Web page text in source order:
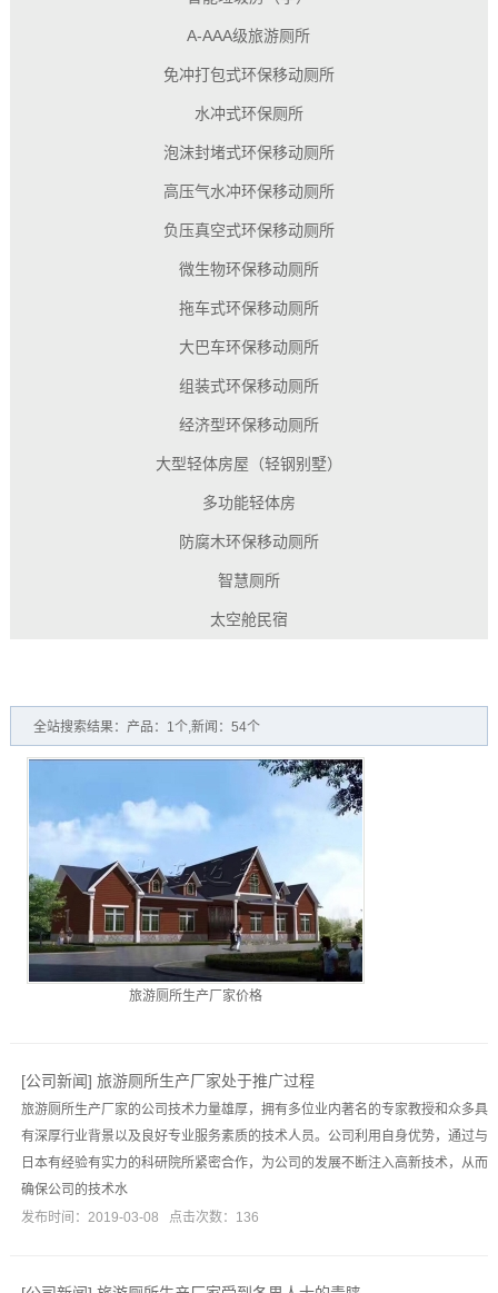
A-AAA级旅游厕所
免冲打包式环保移动厕所
水冲式环保厕所
泡沫封堵式环保移动厕所
高压气水冲环保移动厕所
负压真空式环保移动厕所
微生物环保移动厕所
拖车式环保移动厕所
大巴车环保移动厕所
组装式环保移动厕所
经济型环保移动厕所
大型轻体房屋（轻钢别墅）
多功能轻体房
防腐木环保移动厕所
智慧厕所
太空舱民宿
全站搜索结果：产品：1个,新闻：54个
旅游厕所生产厂家价格
[公司新闻] 旅游厕所生产厂家处于推广过程
旅游厕所生产厂家的公司技术力量雄厚，拥有多位业内著名的专家教授和众多具
有深厚行业背景以及良好专业服务素质的技术人员。公司利用自身优势，通过与
日本有经验有实力的科研院所紧密合作，为公司的发展不断注入高新技术，从而
确保公司的技术水
发布时间：2019-03-08 点击次数：136